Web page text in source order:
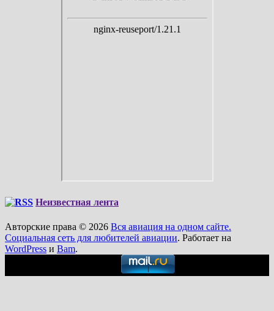
Неизвестная лента
Авторские права © 2026 Вся авиация на одном сайте.
Социальная сеть для любителей авиации. Работает на
WordPress и Bam.